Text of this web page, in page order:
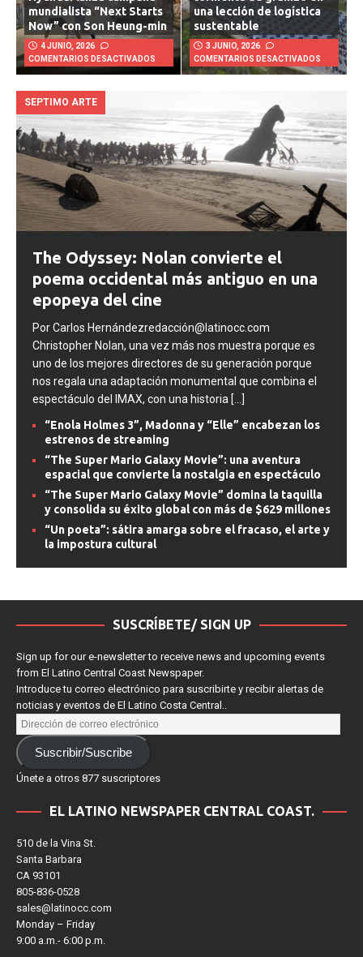
mundialista “Next Starts
Now” con Son Heung-min
4 JUNIO, 2026
COMENTARIOS DESACTIVADOS
una lección de logística
sustentable
3 JUNIO, 2026
COMENTARIOS DESACTIVADOS
SEPTIMO ARTE
The Odyssey: Nolan convierte el
poema occidental más antiguo en una
epopeya del cine
Por Carlos Hernándezredacción@latinocc.com
Christopher Nolan, una vez más nos muestra porque es
uno de los mejores directores de su generación porque
nos regala una adaptación monumental que combina el
espectáculo del IMAX, con una historia [...]
“Enola Holmes 3”, Madonna y “Elle” encabezan los
estrenos de streaming
“The Super Mario Galaxy Movie”: una aventura
espacial que convierte la nostalgia en espectáculo
“The Super Mario Galaxy Movie” domina la taquilla
y consolida su éxito global con más de $629 millones
“Un poeta”: sátira amarga sobre el fracaso, el arte y
la impostura cultural
SUSCRÍBETE/ SIGN UP
Sign up for our e-newsletter to receive news and upcoming events
from El Latino Central Coast Newspaper.
Introduce tu correo electrónico para suscribirte y recibir alertas de
noticias y eventos de El Latino Costa Central..
Suscribir/Suscribe
Únete a otros 877 suscriptores
EL LATINO NEWSPAPER CENTRAL COAST.
510 de la Vina St.
Santa Barbara
CA 93101
805-836-0528
sales@latinocc.com
Monday – Friday
9:00 a.m.- 6:00 p.m.